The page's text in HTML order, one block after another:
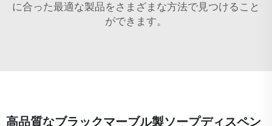
に合った最適な製品をさまざまな方法で見つけること
ができます。
高品質なブラックマーブル製ソープディスペン